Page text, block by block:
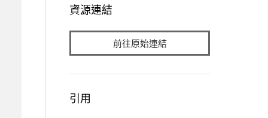
資源連結
前往原始連結
引用